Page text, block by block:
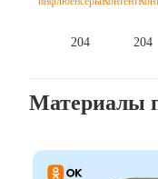
204 204
Материалы